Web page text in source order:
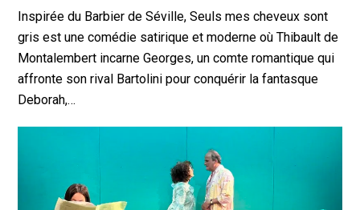
Inspirée du Barbier de Séville, Seuls mes cheveux sont
gris est une comédie satirique et moderne où Thibault de
Montalembert incarne Georges, un comte romantique qui
affronte son rival Bartolini pour conquérir la fantasque
Deborah,…